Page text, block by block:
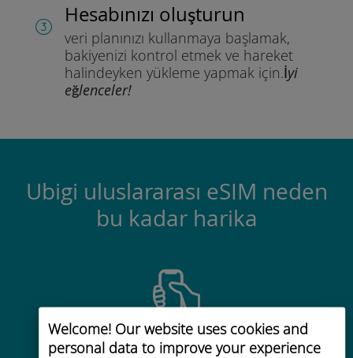
Welcome! Our website uses cookies and
personal data to improve your experience
Hesabınızı oluşturun
veri planınızı kullanmaya başlamak,
bakiyenizi kontrol etmek ve hareket
halindeyken yükleme yapmak için.İyi
eğlenceler!
Ubigi uluslararası eSIM neden
bu kadar harika
Anında aktivasyon